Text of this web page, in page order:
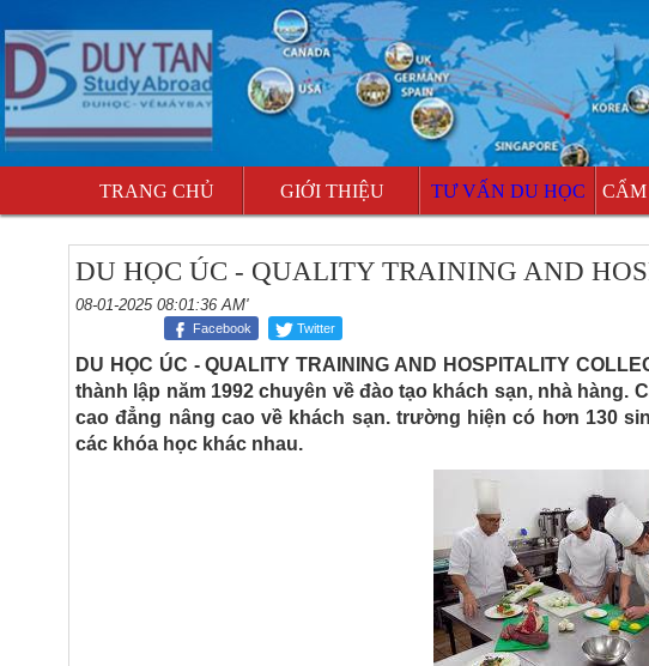
TRANG CHỦ GIỚI THIỆU TƯ VẤN DU HỌC
DU HỌC ÚC - QUALITY TRAINING AND
08-01-2025 08:01:36 AM'
Facebook Twitter
DU HỌC ÚC - QUALITY TRAINING AND HOSPITALITY
thành lập năm 1992 chuyên về đào tạo khách sạn, nhà hàng.
cao đẳng nâng cao về khách sạn. trường hiện có hơn 130
các khóa học khác nhau.